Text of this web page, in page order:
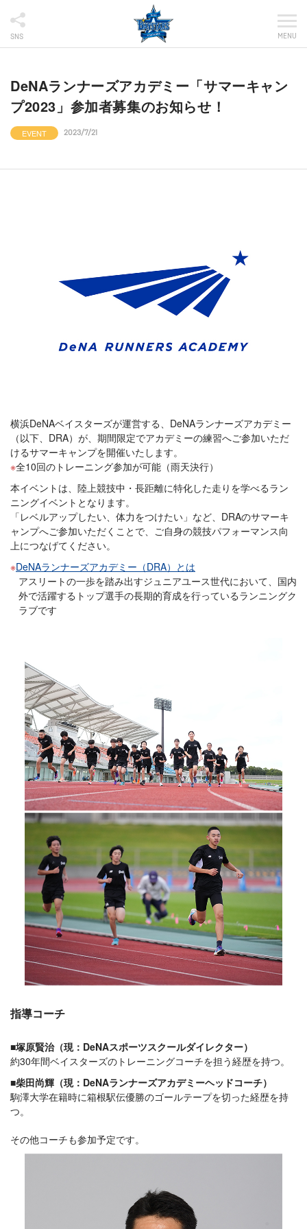
SNS MENU
DeNAランナーズアカデミー「サマーキャン
プ2023」参加者募集のお知らせ！
EVENT 2023/7/21
横浜DeNAベイスターズが運営する、DeNAランナーズアカデミー
（以下、DRA）が、期間限定でアカデミーの練習へご参加いただ
けるサマーキャンプを開催いたします。
全10回のトレーニング参加が可能（雨天決行）
本イベントは、陸上競技中・長距離に特化した走りを学べるラン
ニングイベントとなります。
「レベルアップしたい、体力をつけたい」など、DRAのサマーキ
ャンプへご参加いただくことで、ご自身の競技パフォーマンス向
上につなげてください。
DeNAランナーズアカデミー（DRA）とは
アスリートの一歩を踏み出すジュニアユース世代において、国内
外で活躍するトップ選手の長期的育成を行っているランニングク
ラブです
指導コーチ
■塚原賢治（現：DeNAスポーツスクールダイレクター）
約30年間ベイスターズのトレーニングコーチを担う経歴を持つ。
■柴田尚輝（現：DeNAランナーズアカデミーヘッドコーチ）
駒澤大学在籍時に箱根駅伝優勝のゴールテープを切った経歴を持
つ。
その他コーチも参加予定です。